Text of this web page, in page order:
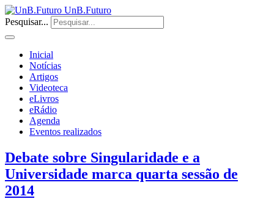
UnB.Futuro
Pesquisar...
Inicial
Notícias
Artigos
Videoteca
eLivros
eRádio
Agenda
Eventos realizados
Debate sobre Singularidade e a
Universidade marca quarta sessão de
2014